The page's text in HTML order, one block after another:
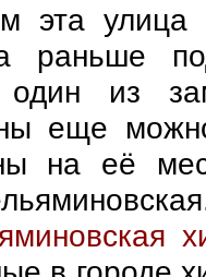
эта улица
раньше
один из
еще
на её